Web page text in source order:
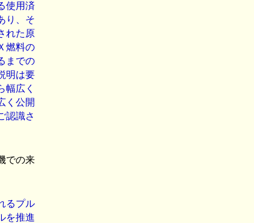
使用済
り、そ
れた原
燃料の
までの
明は要
幅広く
く公開
認識さ
での来
るプル
を推進